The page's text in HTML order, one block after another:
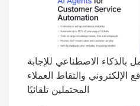
الاصطناعي للإجابة
الإلكتروني والتقاط العملاء
المحتملين تلقائيًا